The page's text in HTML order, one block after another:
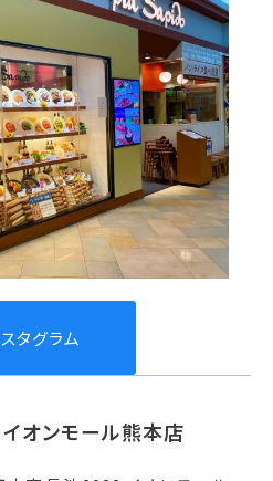
タグラム
オンモール熊本店